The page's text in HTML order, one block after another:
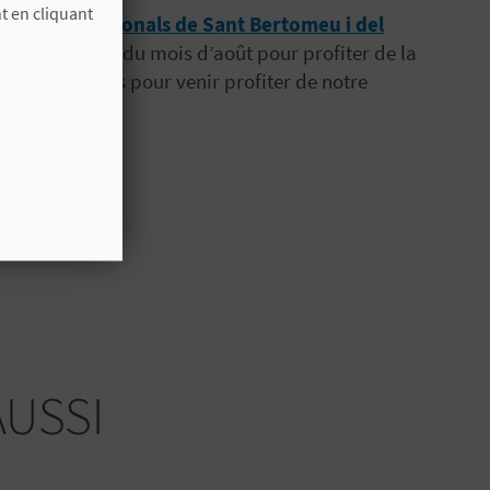
Festes Patronals de Sant Bertomeu i del
lieu à la fin du mois d’août pour profiter de la
plus pour venir profiter de notre
en cliquant